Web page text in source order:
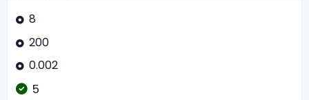
8
200
0.002
5